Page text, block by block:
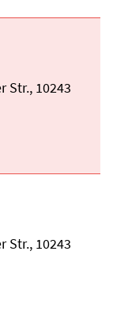
Str., 10243
Str., 10243